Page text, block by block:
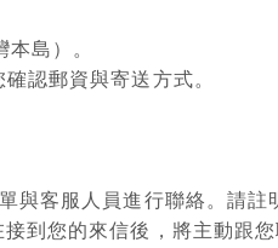
島）。
確認郵資與寄送方式。
與客服人員進行聯絡。請註
到您的來信後，將主動跟您